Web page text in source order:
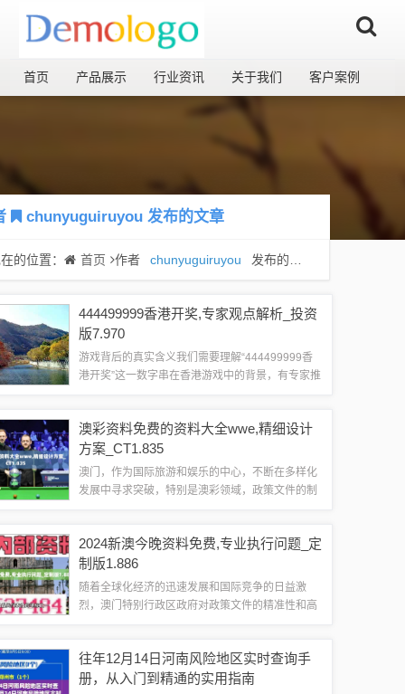
首页 产品展示 行业资讯 关于我们 客户案例
chunyuguiruyou发布的文章
的位置： 首页 作者 chunyuguiruyou 发布的文章
444499999香港开奖,专家观点解析_投资
版7.970
游戏背后的真实含义我们需要理解“444499999香
港开奖”这一数字串在香港游戏中的背景，有专家推
机生成的，这种规律性强的数字组...
澳彩资料免费的资料大全wwe,精细设计
方案_CT1.835
澳门，作为国际旅游和娱乐的中心，不断在多样化
发展中寻求突破，特别是澳彩领域，政策文件的制
策，并重点分析澳彩资料免费的资料大全WW...
2024新澳今晚资料免费,专业执行问题_定
制版1.886
随着全球化经济的迅速发展和国际竞争的日益激
烈，澳门特别行政区政府对政策文件的精准性和高
南：专业解读与执行建议》政策文件，...
往年12月14日河南风险地区实时查询手
册，从入门到精通的实用指南